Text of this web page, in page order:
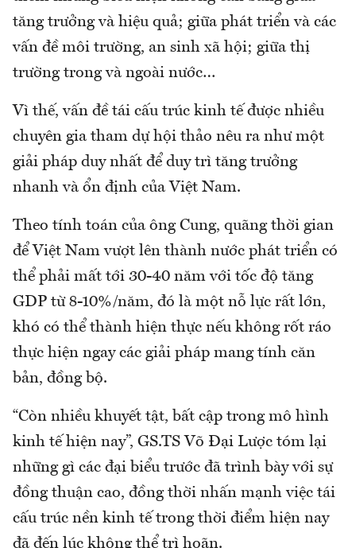
tăng trưởng và hiệu quả; giữa phát triển và các
vấn đề môi trường, an sinh xã hội; giữa thị
trường trong và ngoài nước…
Vì thế, vấn đề tái cấu trúc kinh tế được nhiều
chuyên gia tham dự hội thảo nêu ra như một
giải pháp duy nhất để duy trì tăng trưởng
nhanh và ổn định của Việt Nam.
Theo tính toán của ông Cung, quãng thời gian
để Việt Nam vượt lên thành nước phát triển có
thể phải mất tới 30-40 năm với tốc độ tăng
GDP từ 8-10%/năm, đó là một nỗ lực rất lớn,
khó có thể thành hiện thực nếu không rốt ráo
thực hiện ngay các giải pháp mang tính căn
bản, đồng bộ.
“Còn nhiều khuyết tật, bất cập trong mô hình
kinh tế hiện nay”, GS.TS Võ Đại Lược tóm lại
những gì các đại biểu trước đã trình bày với sự
đồng thuận cao, đồng thời nhấn mạnh việc tái
cấu trúc nền kinh tế trong thời điểm hiện nay
đã đến lúc không thể trì hoãn.